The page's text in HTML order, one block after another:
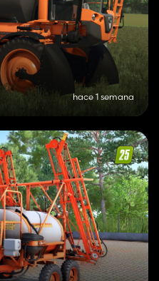
hace 1 semana